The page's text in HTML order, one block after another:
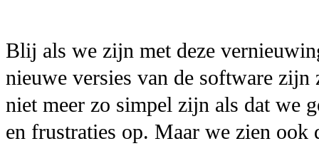
Blij als we zijn met deze
nieuwe versies van de software
niet meer zo simpel zijn als dat we
en frustraties op. Maar we zien ook